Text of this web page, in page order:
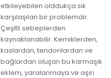
etkileyebilen olddukça sık
karşılaşılan bir problemdir.
Çeşitli sebeplerden
kaynaklanabilir. Kemiklerden,
kaslardan, tendonlardan ve
bağlardan oluşan bu karmaşık
eklem, yaralanmaya ve aşırı